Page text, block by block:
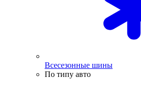
Всесезонные шины
По типу авто